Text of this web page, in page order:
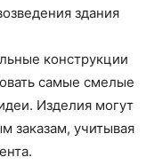
здания
конструкции
самые смелые
Изделия могут
заказам, учитывая